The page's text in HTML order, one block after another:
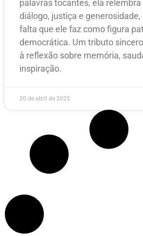
palavras tocantes, ela relembra
diálogo, justiça e
falta que ele faz como figura
democrática. Um tributo
à reflexão sobre memória,
inspiração.
20 de abril de 2025